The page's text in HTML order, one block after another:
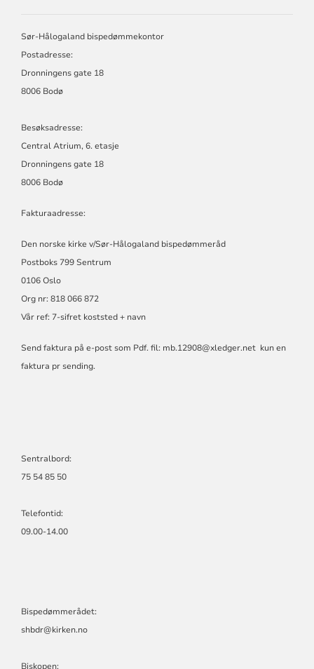
Sør-Hålogaland bispedømmekontor
Postadresse:
Dronningens gate 18
8006 Bodø
Besøksadresse:
Central Atrium, 6. etasje
Dronningens gate 18
8006 Bodø
Fakturaadresse:
Den norske kirke v/Sør-Hålogaland bispedømmeråd
Postboks 799 Sentrum
0106 Oslo
Org nr: 818 066 872
Vår ref: 7-sifret koststed + navn
Send faktura på e-post som Pdf. fil: mb.12908@xledger.netkun en
faktura pr sending.
Sentralbord:
75 54 85 50
Telefontid:
09.00-14.00
Bispedømmerådet:
shbdr@kirken.no
Biskopen: